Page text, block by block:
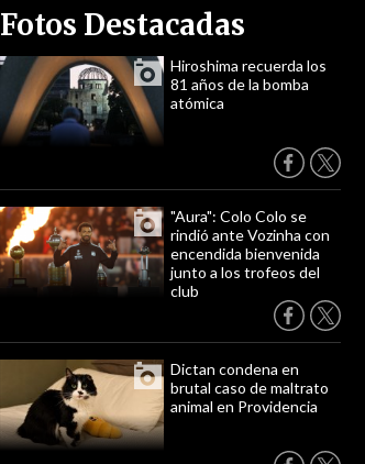
Fotos Destacadas
Hiroshima recuerda los
81 años de la bomba
atómica
"Aura": Colo Colo se
rindió ante Vozinha con
encendida bienvenida
junto a los trofeos del
club
Dictan condena en
brutal caso de maltrato
animal en Providencia